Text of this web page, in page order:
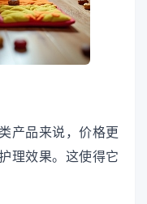
产品来说，价格更
理效果。这使得它